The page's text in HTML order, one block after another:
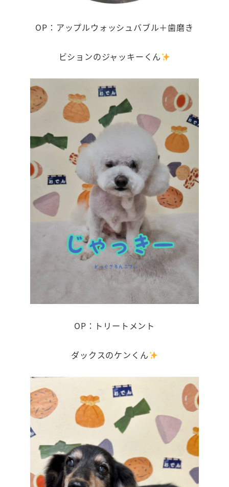
OP：アップルウォッシュバブル＋歯磨き
ビションのジャッキーくん
OP：トリートメント
ダックスのケンくん